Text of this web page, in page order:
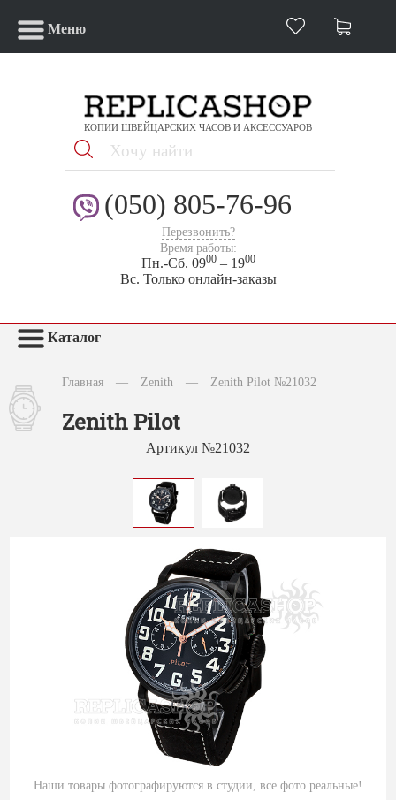
Меню
КОПИИ ШВЕЙЦАРСКИХ ЧАСОВ И АКСЕССУАРОВ
(050) 805-76-96
Перезвонить?
Время работы:
Пн.-Сб. 0900– 1900
Вс. Только онлайн-заказы
Каталог
Главная — Zenith — Zenith Pilot №21032
Zenith Pilot
Артикул №21032
Наши товары фотографируются в студии, все фото реальные!